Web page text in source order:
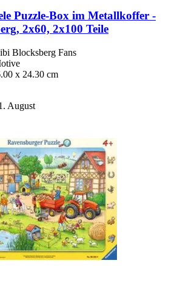
Puzzle-​Box im Metallkoffer -​
2x60, 2x100 Teile
Blocksberg Fans
x 24.30 cm
August